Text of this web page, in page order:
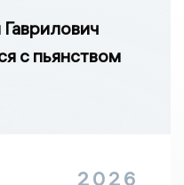
с пьянством
2026